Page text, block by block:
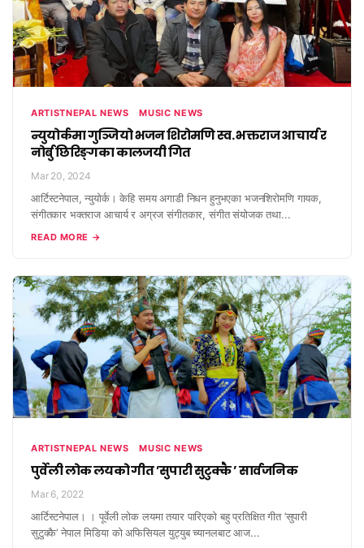
ARTISTNEPAL NEWS MUSIC NEWS
न्युयोर्कमा गुञ्जियो भजन शिरोमणि स्व. भक्तराज आचार्य र
नोर्बु छिरिङ्गका कालजयी गित
Mar 20, 2024
आर्टिस्टनेपाल, न्युयोर्क। केहि समय अगाडी निधन हुनुभएका भजनशिरोमणि गायक,
संगीतकार भक्तराज आचार्य र अग्रज संगीतकार, संगीत संयोजक तथा...
READ MORE →
ARTISTNEPAL NEWS MUSIC NEWS
पुर्वेली लोक लयको गीत ’सुपारी सुटुक्कै ’ सार्वजनिक
Mar 6, 2022
आर्टिस्टनेपाल। । पूर्वेली लोक लयमा तयार पारिएको बहु प्रतिक्षित गीत ’सुपारी
सुटुक्कै’ नेपाल मिडिया को अफिसियल युट्युब च्यानलबाट आज...